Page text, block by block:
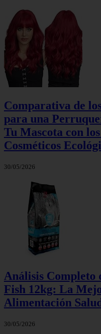
Comparativa de
para una
Tu Mascota con
Cosméticos
30/05/2026
Análisis
Fish 12kg: La
Alimentación
30/05/2026